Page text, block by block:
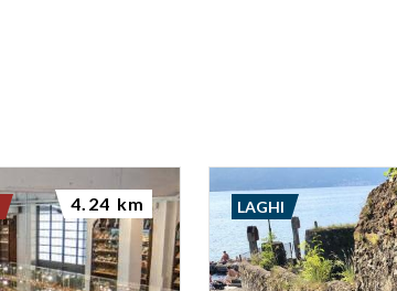
4.24 km LAGHI